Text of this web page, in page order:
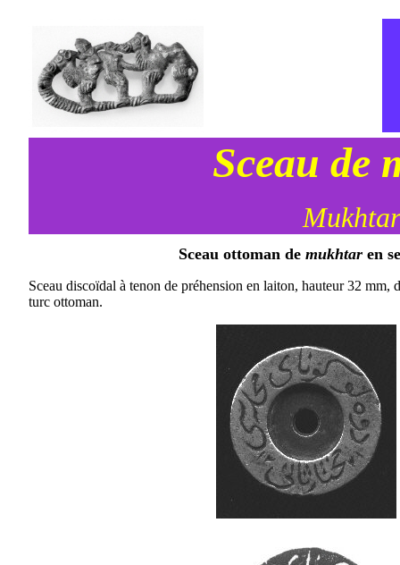
Sceau de
Sceau ottoman de mukhtaren
Sceau discoïdal à tenon de préhension en laiton, hauteur 32 mm,
turc ottoman.